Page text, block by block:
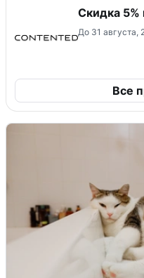
Скидка 5%
До 31 августа,
Все